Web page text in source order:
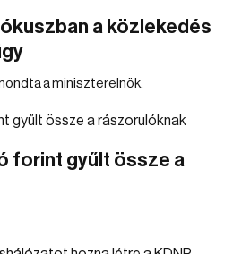
a közlekedés
a miniszterelnök.
forint gyűlt össze a